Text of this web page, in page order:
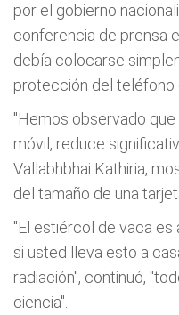
por el gobierno
conferencia de prensa
debía colocarse
protección del teléfono
"Hemos observado
móvil, reduce
Vallabhbhai Kathiria,
del tamaño de una
"El estiércol de vaca es
si usted lleva esto a
radiación", continuó,
ciencia".